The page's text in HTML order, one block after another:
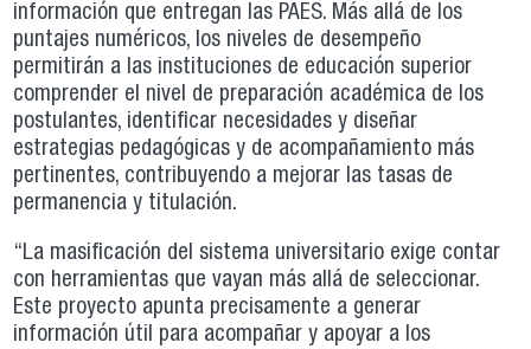
información que entregan las PAES. Más allá de los
puntajes numéricos, los niveles de desempeño
permitirán a las instituciones de educación superior
comprender el nivel de preparación académica de los
postulantes, identificar necesidades y diseñar
estrategias pedagógicas y de acompañamiento más
pertinentes, contribuyendo a mejorar las tasas de
permanencia y titulación.
“La masificación del sistema universitario exige contar
con herramientas que vayan más allá de seleccionar.
Este proyecto apunta precisamente a generar
información útil para acompañar y apoyar a los